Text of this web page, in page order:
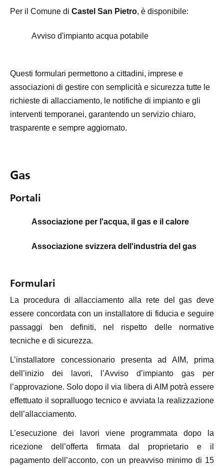
Per il Comune di Castel San Pietro, è disponibile:
Avviso d'impianto acqua potabile
Questi formulari permettono a cittadini, imprese e
associazioni di gestire con semplicità e sicurezza tutte le
richieste di allacciamento, le notifiche di impianto e gli
interventi temporanei, garantendo un servizio chiaro,
trasparente e sempre aggiornato.
Gas
Portali
Associazione per l'acqua, il gas e il calore
Associazione svizzera dell'industria del gas
Formulari
La procedura di allacciamento alla rete del gas deve
essere concordata con un installatore di fiducia e seguire
passaggi ben definiti, nel rispetto delle normative
tecniche e di sicurezza.
L’installatore concessionario presenta ad AIM, prima
dell’inizio dei lavori, l’Avviso d’impianto gas per
l’approvazione. Solo dopo il via libera di AIM potrà essere
effettuato il sopralluogo tecnico e avviata la realizzazione
dell’allacciamento.
L’esecuzione dei lavori viene programmata dopo la
ricezione dell’offerta firmata dal proprietario e il
pagamento dell’acconto, con un preavviso minimo di 15